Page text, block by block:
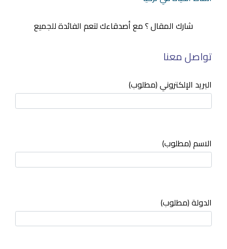
شارك المقال ؟ مع أصدقاءك لتعم الفائدة للجميع
تواصل معنا
البريد الإلكتروني (مطلوب)
الاسم (مطلوب)
الدولة (مطلوب)